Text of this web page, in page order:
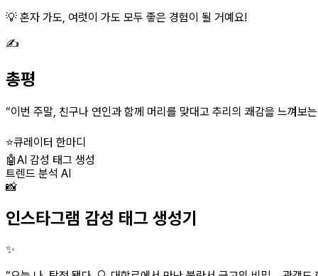
💡 혼자 가도, 여럿이 가도 모두 좋은 경험이 될 거예요!
✍️
총평
“이번 주말, 친구나 연인과 함께 머리를 맞대고 추리의 쾌감을 느껴
⭐큐레이터 한마디
🤖AI 감성 태그 생성
트렌드 분석 AI
📸
인스타그램 감성 태그 생성기
✨